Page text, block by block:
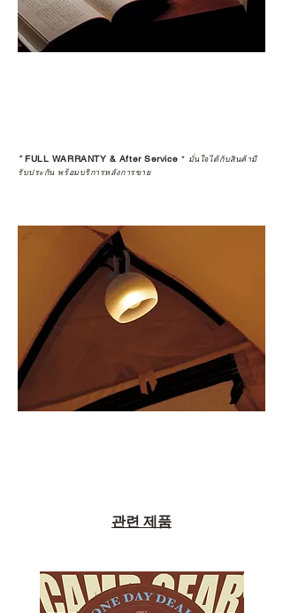
*FULL WARRANTY & After Service * มั่นใจได้กับสินค้ามี
รับประกัน พร้อมบริการหลังการขาย
관련 제품